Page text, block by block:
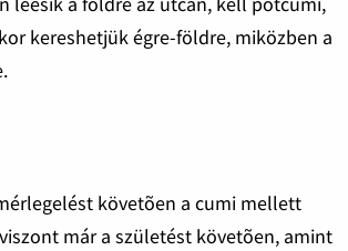
kereshetjük égre-földre, miközben a
követõen a cumi mellett
már a születést követõen, amint